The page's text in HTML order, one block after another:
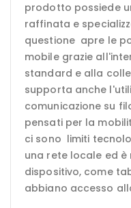
prodotto possiede
raffinata e
questione apre le
mobile grazie
standard e alla
supporta anche
comunicazione su
pensati per la
ci sono limiti
una rete locale ed
dispositivo, come
abbiano accesso